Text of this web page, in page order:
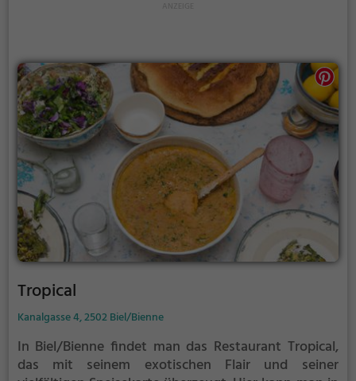
Atmosphäre. Tauche ein und genieße die Vielfalt -
hier ist für jeden etwas dabei.
Tropical
Kanalgasse 4, 2502 Biel/Bienne
In Biel/Bienne findet man das Restaurant Tropical,
das mit seinem exotischen Flair und seiner